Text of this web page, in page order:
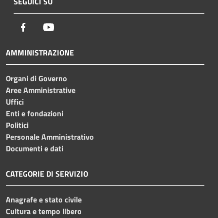
Facebook
AMMINISTRAZIONE
Organi di Governo
Aree Amministrative
Uffici
Enti e fondazioni
Politici
Personale Amministrativo
Documenti e dati
CATEGORIE DI SERVIZIO
Anagrafe e stato civile
Cultura e tempo libero